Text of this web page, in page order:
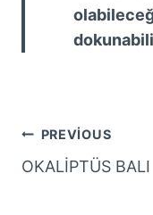
Yazı
PREVIOUS
OKALİPTÜS BALI